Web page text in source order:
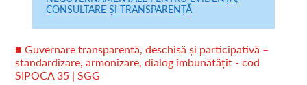
CONSULTARE ȘI TRANSPARENȚĂ
■ Guvernare transparentă, deschisă și participativă –
standardizare, armonizare, dialog îmbunătățit - cod
SIPOCA 35 | SGG